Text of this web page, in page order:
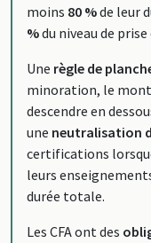
moins 80 %de leur
%du niveau de
Une règle de
minoration, le
descendre en
une neutralisation
certifications
leurs
durée totale.
Les CFA ont des